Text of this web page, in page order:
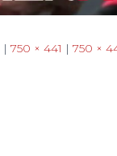
| 750 × 441 | 750 ×